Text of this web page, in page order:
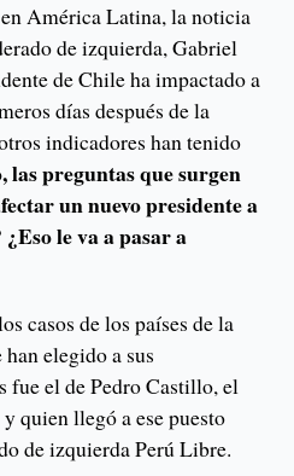
América Latina, la noticia
de izquierda, Gabriel
de Chile ha impactado a
días después de la
indicadores han tenido
las preguntas que surgen
un nuevo presidente a
le va a pasar a
casos de los países de la
elegido a sus
fue el de Pedro Castillo, el
quien llegó a ese puesto
de izquierda Perú Libre.